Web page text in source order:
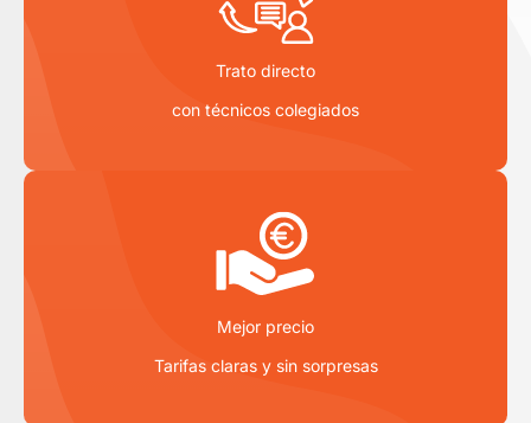
Trato directo
con técnicos colegiados
Mejor precio
Tarifas claras y sin sorpresas